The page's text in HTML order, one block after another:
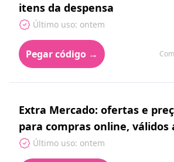
itens da despensa
Último uso: ontem
Pegar código →
Extra Mercado: ofertas e
para compras online, válidos
Último uso: ontem